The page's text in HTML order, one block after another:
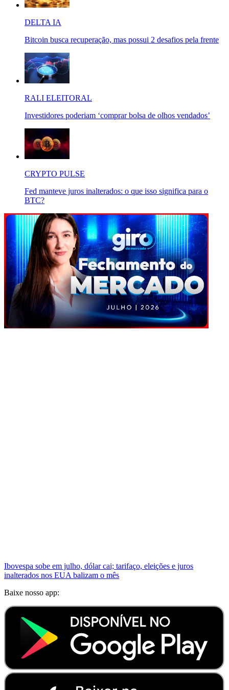
DELTA IA
Bitcoin busca recuperação, mas possui 2 desafios pela frente
RALI ELEITORAL
Investidores poderiam ‘comprar bolsa de olhos vendados’
CRYPTO PULSE
Fed manteve juros inalterados: o que isso significa para o
BTC?
Ibovespa sobe em julho, dólar cai; tarifaço, eleições e juros
inalterados nos EUA balizam o mês
Baixe nosso app: